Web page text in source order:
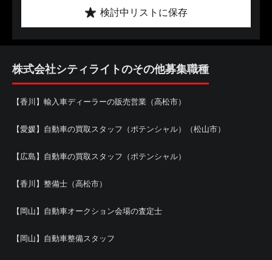
検討中リストに保存
株式会社シティライトのその他募集職種
【香川】輸入車ディーラーの販売営業（高松市）
【愛媛】自動車の買取スタッフ（ポテンシャル）（松山市）
【広島】自動車の買取スタッフ（ポテンシャル）
【香川】整備士（高松市）
【岡山】自動車オークション会場の査定士
【岡山】自動車整備スタッフ